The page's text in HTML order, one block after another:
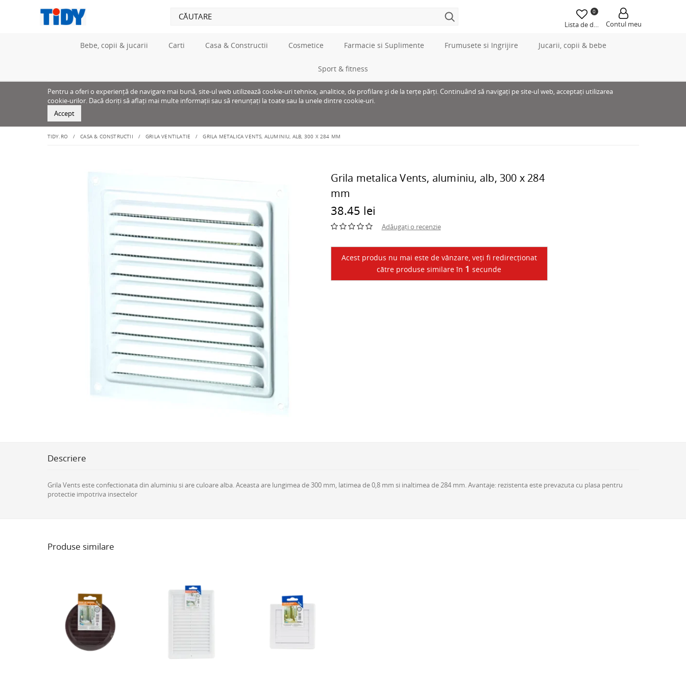
0
Lista de dorințeContul meu
Bebe, copii & jucarii Carti Casa & Constructii Cosmetice Farmacie si Suplimente Frumusete si Ingrijire Jucarii, copii & bebe
Sport & fitness
Pentru a oferi o experiență de navigare mai bună, site-ul web utilizează cookie-uri tehnice, analitice, de profilare și de la terțe părți. Continuând să navigați pe site-ul web, acceptați utilizarea
cookie-urilor. Dacă doriți să aflați mai multe informații sau să renunțați la toate sau la unele dintre cookie-uri.
Accept
TIDY.RO CASA & CONSTRUCTII GRILA VENTILATIE GRILA METALICA VENTS, ALUMINIU, ALB, 300 X 284 MM
Grila metalica Vents, aluminiu, alb, 300 x 284
mm
38.45 lei
Adăugați o recenzie
Acest produs nu mai este de vânzare, veți fi redirecționat
către produse similare în 1 secunde
Descriere
Grila Vents este confectionata din aluminiu si are culoare alba. Aceasta are lungimea de 300 mm, latimea de 0,8 mm si inaltimea de 284 mm. Avantaje: rezistenta este prevazuta cu plasa pentru
protectie impotriva insectelor
Produse similare